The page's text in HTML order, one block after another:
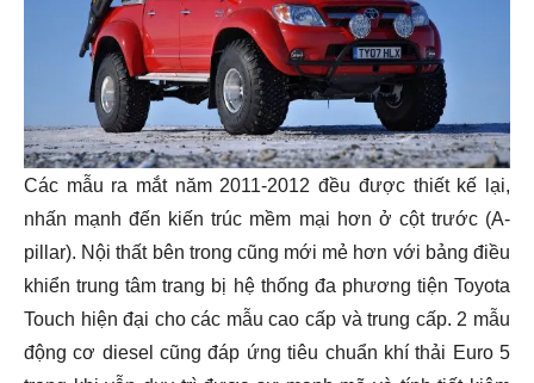
Các mẫu ra mắt năm 2011-2012 đều được thiết kế lại,
nhấn mạnh đến kiến trúc mềm mại hơn ở cột trước (A-
pillar). Nội thất bên trong cũng mới mẻ hơn với bảng điều
khiển trung tâm trang bị hệ thống đa phương tiện Toyota
Touch hiện đại cho các mẫu cao cấp và trung cấp. 2 mẫu
động cơ diesel cũng đáp ứng tiêu chuẩn khí thải Euro 5